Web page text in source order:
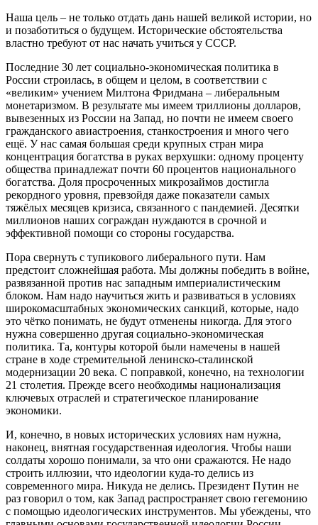
Наша цель – не только отдать дань нашей великой истории, но
и позаботиться о будущем. Исторические обстоятельства
властно требуют от нас начать учиться у СССР.
Последние 30 лет социально-экономическая политика в
России строилась, в общем и целом, в соответствии с
«великим» учением Милтона Фридмана – либеральным
монетаризмом. В результате мы имеем триллионы долларов,
вывезенных из России на Запад, но почти не имеем своего
гражданского авиастроения, станкостроения и много чего
ещё. У нас самая большая среди крупных стран мира
концентрация богатства в руках верхушки: одному проценту
общества принадлежат почти 60 процентов национального
богатства. Доля просроченных микрозаймов достигла
рекордного уровня, превзойдя даже показатели самых
тяжёлых месяцев кризиса, связанного с пандемией. Десятки
миллионов наших сограждан нуждаются в срочной и
эффективной помощи со стороны государства.
Пора свернуть с тупикового либерального пути. Нам
предстоит сложнейшая работа. Мы должны победить в войне,
развязанной против нас западным империалистическим
блоком. Нам надо научиться жить и развиваться в условиях
широкомасштабных экономических санкций, которые, надо
это чётко понимать, не будут отменены никогда. Для этого
нужна совершенно другая социально-экономическая
политика. Та, контуры которой были намечены в нашей
стране в ходе стремительной ленинско-сталинской
модернизации 20 века. С поправкой, конечно, на технологии
21 столетия. Прежде всего необходимы национализация
ключевых отраслей и стратегическое планирование
экономики.
И, конечно, в новых исторических условиях нам нужна,
наконец, внятная государственная идеология. Чтобы наши
солдаты хорошо понимали, за что они сражаются. Не надо
строить иллюзии, что идеологии куда-то делись из
современного мира. Никуда не делись. Президент Путин не
раз говорил о том, как Запад распространяет свою гегемонию
с помощью идеологических инструментов. Мы убеждены, что